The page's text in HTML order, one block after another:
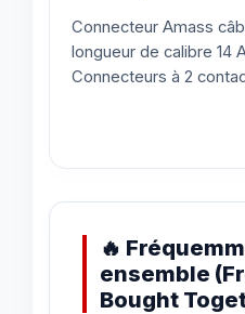
Connecteur Amass
longueur de calibre 14
Connecteurs à 2
🔥
ensemble
Bought